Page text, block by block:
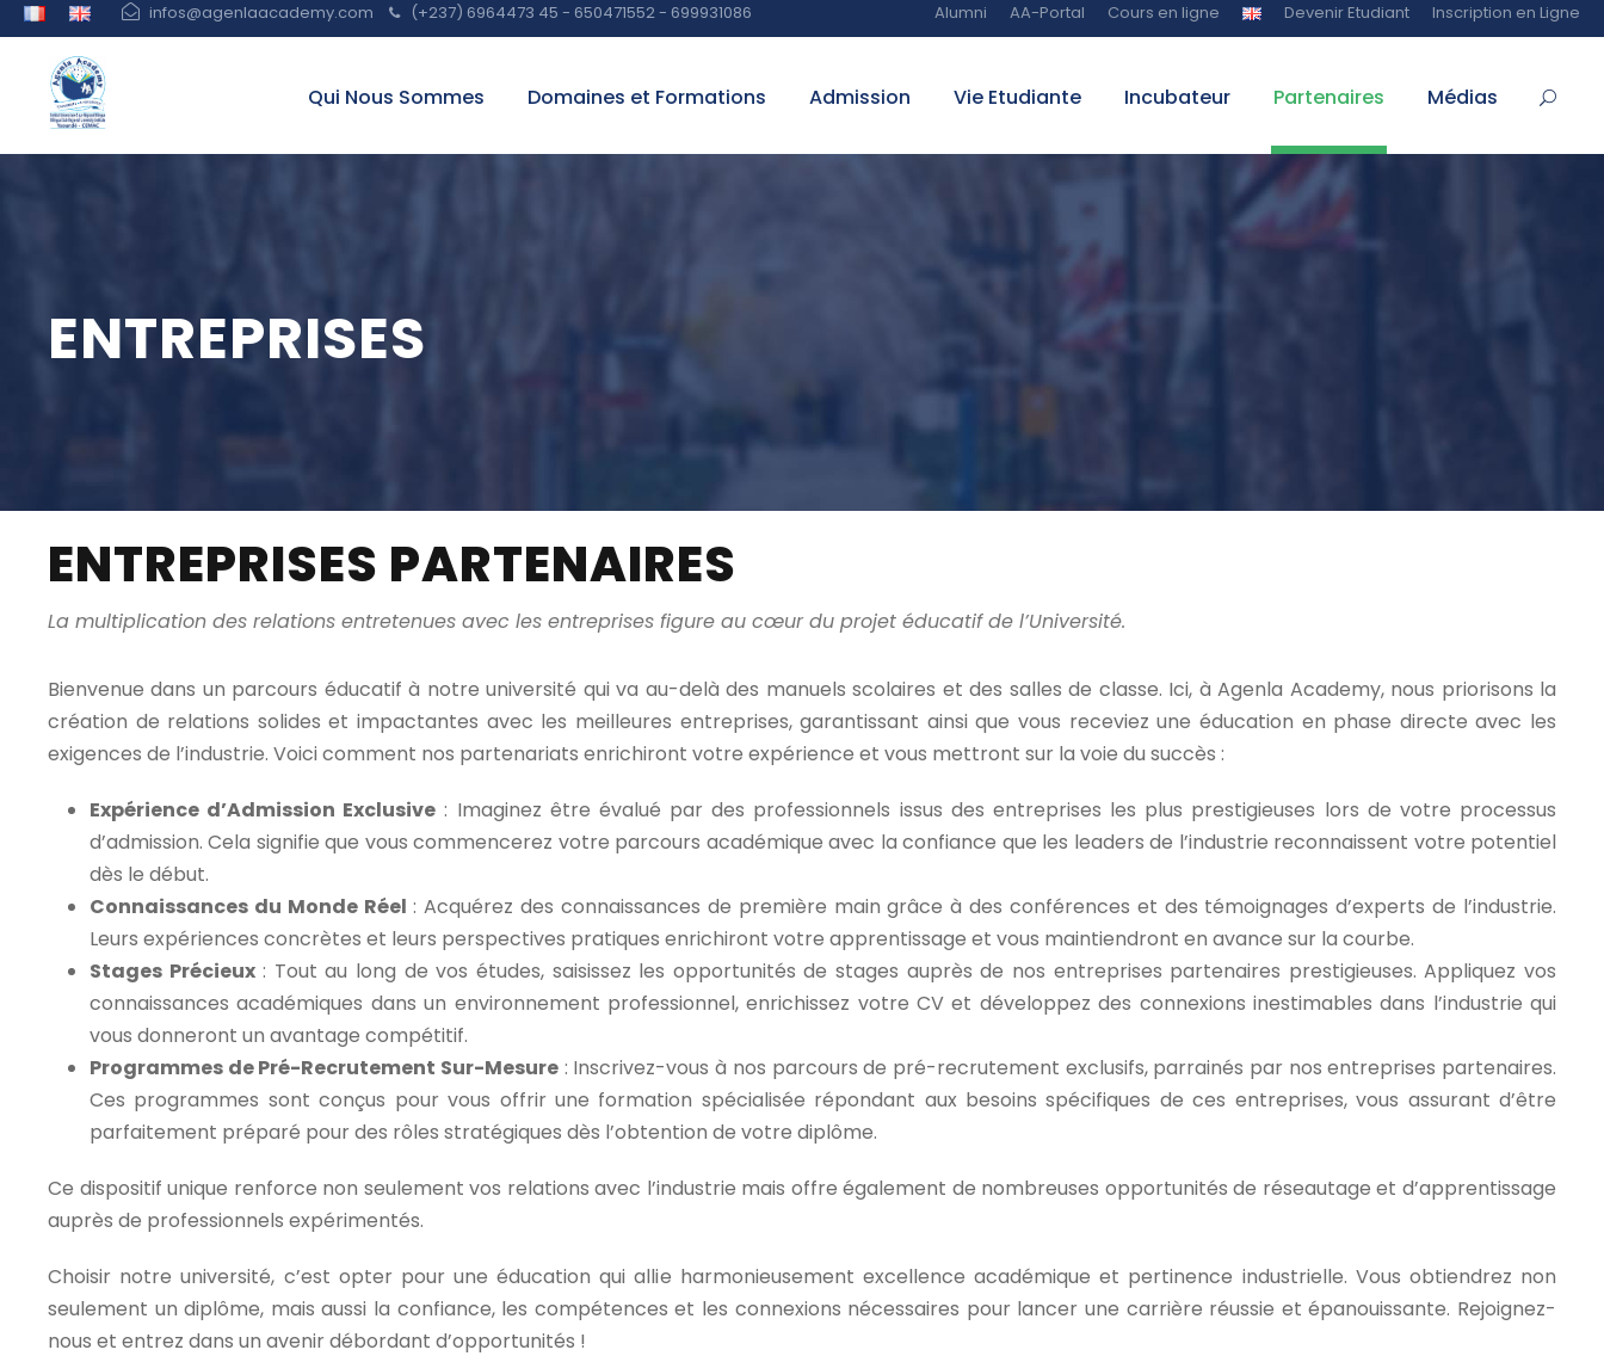
infos@agenlaacademy.com (+237) 6964473 45 - 650471552 - 699931086 Alumni AA-Portal Cours en ligne Devenir Etudiant Inscription en Ligne
Qui Nous Sommes Domaines et Formations Admission Vie Etudiante Incubateur Partenaires Médias
ENTREPRISES
ENTREPRISES PARTENAIRES
La multiplication des relations entretenues avec les entreprises figure au cœur du projet éducatif de l’Université.
Bienvenue dans un parcours éducatif à notre université qui va au-delà des manuels scolaires et des salles de classe. Ici, à Agenla Academy, nous priorisons la
création de relations solides et impactantes avec les meilleures entreprises, garantissant ainsi que vous receviez une éducation en phase directe avec les
exigences de l’industrie. Voici comment nos partenariats enrichiront votre expérience et vous mettront sur la voie du succès :
Expérience d’Admission Exclusive : Imaginez être évalué par des professionnels issus des entreprises les plus prestigieuses lors de votre processus
d’admission. Cela signifie que vous commencerez votre parcours académique avec la confiance que les leaders de l’industrie reconnaissent votre potentiel
dès le début.
Connaissances du Monde Réel : Acquérez des connaissances de première main grâce à des conférences et des témoignages d’experts de l’industrie.
Leurs expériences concrètes et leurs perspectives pratiques enrichiront votre apprentissage et vous maintiendront en avance sur la courbe.
Stages Précieux: Tout au long de vos études, saisissez les opportunités de stages auprès de nos entreprises partenaires prestigieuses. Appliquez vos
connaissances académiques dans un environnement professionnel, enrichissez votre CV et développez des connexions inestimables dans l’industrie qui
vous donneront un avantage compétitif.
Programmes de Pré-Recrutement Sur-Mesure : Inscrivez-vous à nos parcours de pré-recrutement exclusifs, parrainés par nos entreprises partenaires.
Ces programmes sont conçus pour vous offrir une formation spécialisée répondant aux besoins spécifiques de ces entreprises, vous assurant d’être
parfaitement préparé pour des rôles stratégiques dès l’obtention de votre diplôme.
Ce dispositif unique renforce non seulement vos relations avec l’industrie mais offre également de nombreuses opportunités de réseautage et d’apprentissage
auprès de professionnels expérimentés.
Choisir notre université, c’est opter pour une éducation qui allie harmonieusement excellence académique et pertinence industrielle. Vous obtiendrez non
seulement un diplôme, mais aussi la confiance, les compétences et les connexions nécessaires pour lancer une carrière réussie et épanouissante. Rejoignez-
nous et entrez dans un avenir débordant d’opportunités !